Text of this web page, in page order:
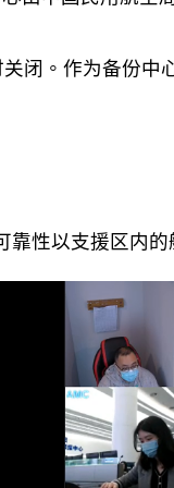
闭。作为备份中
性以支援区内的